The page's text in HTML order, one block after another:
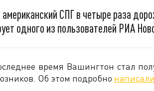
СПГ в четыре раза
одного из пользователей РИА
время Вашингтон стал
Об этом подробно написали